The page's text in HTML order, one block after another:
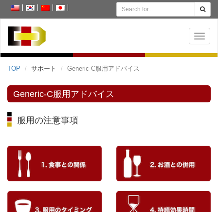
MENU
TOP サポート Generic-C服用アドバイス
Generic-C服用アドバイス
服用の注意事項